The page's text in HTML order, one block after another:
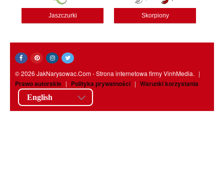
Jaszczurki Skorpiony
© 2026 JakNarysowac.Com - Strona internetowa firmy VinhMedia. |
Prawo autorskie | Polityka prywatności | Warunki korzystania
English